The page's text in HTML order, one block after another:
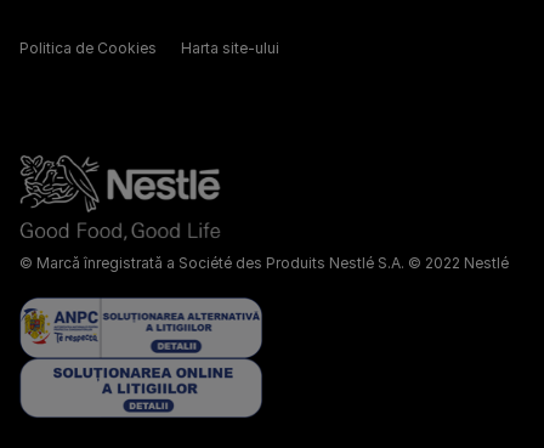
© Marcă înregistrată a Société des Produits Nestlé S.A. © 2022 Nestlé
Politica de Cookies Harta site-ului